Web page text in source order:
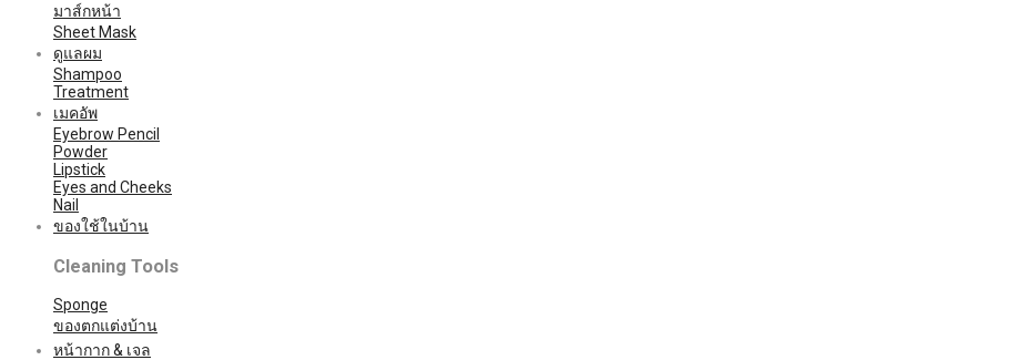
มาส์กหน้า
Sheet Mask
ดูแลผม
Shampoo
Treatment
เมคอัพ
Eyebrow Pencil
Powder
Lipstick
Eyes and Cheeks
Nail
ของใช้ในบ้าน
Cleaning Tools
Sponge
ของตกแต่งบ้าน
หน้ากาก & เจล